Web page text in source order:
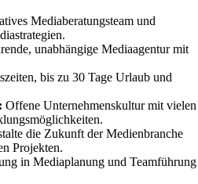
Mediaberatungsteam und
unabhängige Mediaagentur mit
bis zu 30 Tage Urlaub und
Offene Unternehmenskultur mit vielen
die Zukunft der Medienbranche
Projekten.
in Mediaplanung und Teamführung